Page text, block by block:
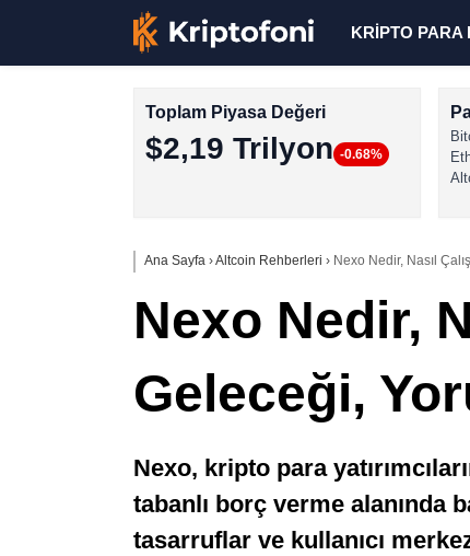
KRİPTO PARA
Toplam Piyasa Değeri
$2,19 Trilyon -0.68%
Ana Sayfa ›Altcoin Rehberleri › Nexo Nedir, Nasıl
Nexo Nedir,
Geleceği,
Nexo, kripto para
tabanlı borç verme alanında
tasarruflar ve kullanıcı